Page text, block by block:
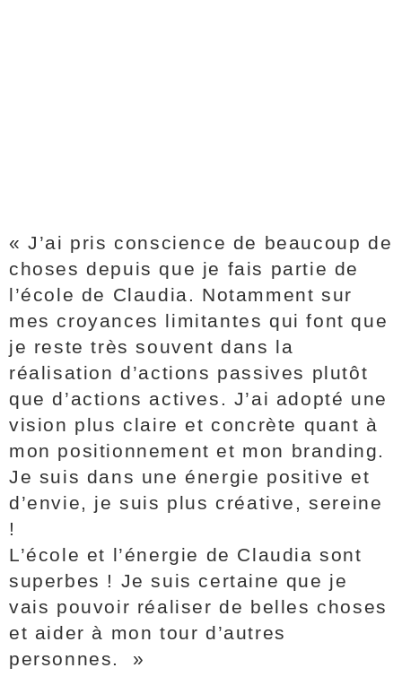
« J’ai pris conscience de beaucoup de
choses depuis que je fais partie de
l’école de Claudia. Notamment sur
mes croyances limitantes qui font que
je reste très souvent dans la
réalisation d’actions passives plutôt
que d’actions actives. J’ai adopté une
vision plus claire et concrète quant à
mon positionnement et mon branding.
Je suis dans une énergie positive et
d’envie, je suis plus créative, sereine
!
L’école et l’énergie de Claudia sont
superbes ! Je suis certaine que je
vais pouvoir réaliser de belles choses
et aider à mon tour d’autres
personnes. »